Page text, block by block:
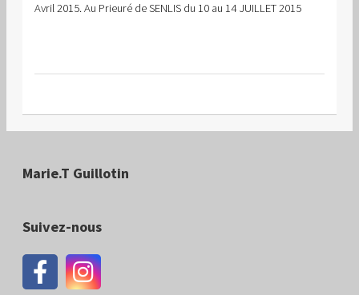
Avril 2015. Au Prieuré de SENLIS du 10 au 14 JUILLET 2015
Marie.T Guillotin
Suivez-nous